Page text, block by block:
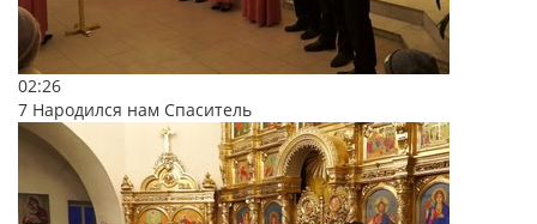
02:26
7 Народился нам Спаситель